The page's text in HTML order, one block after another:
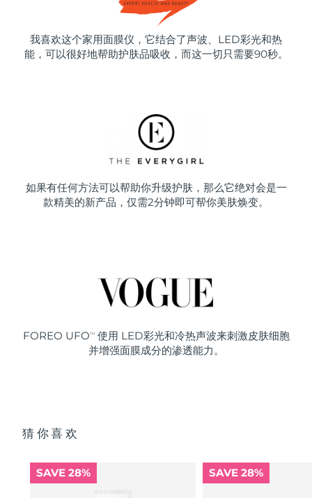
我喜欢这个家用面膜仪，它结合了声波、LED彩光和热
能，可以很好地帮助护肤品吸收，而这一切只需要90秒。
如果有任何方法可以帮助你升级护肤，那么它绝对会是一
款精美的新产品，仅需2分钟即可帮你美肤焕变。
FOREO UFO TM使用 LED彩光和冷热声波来刺激皮肤细胞
并增强面膜成分的渗透能力。
猜你喜欢
SAVE 28% SAVE 28%